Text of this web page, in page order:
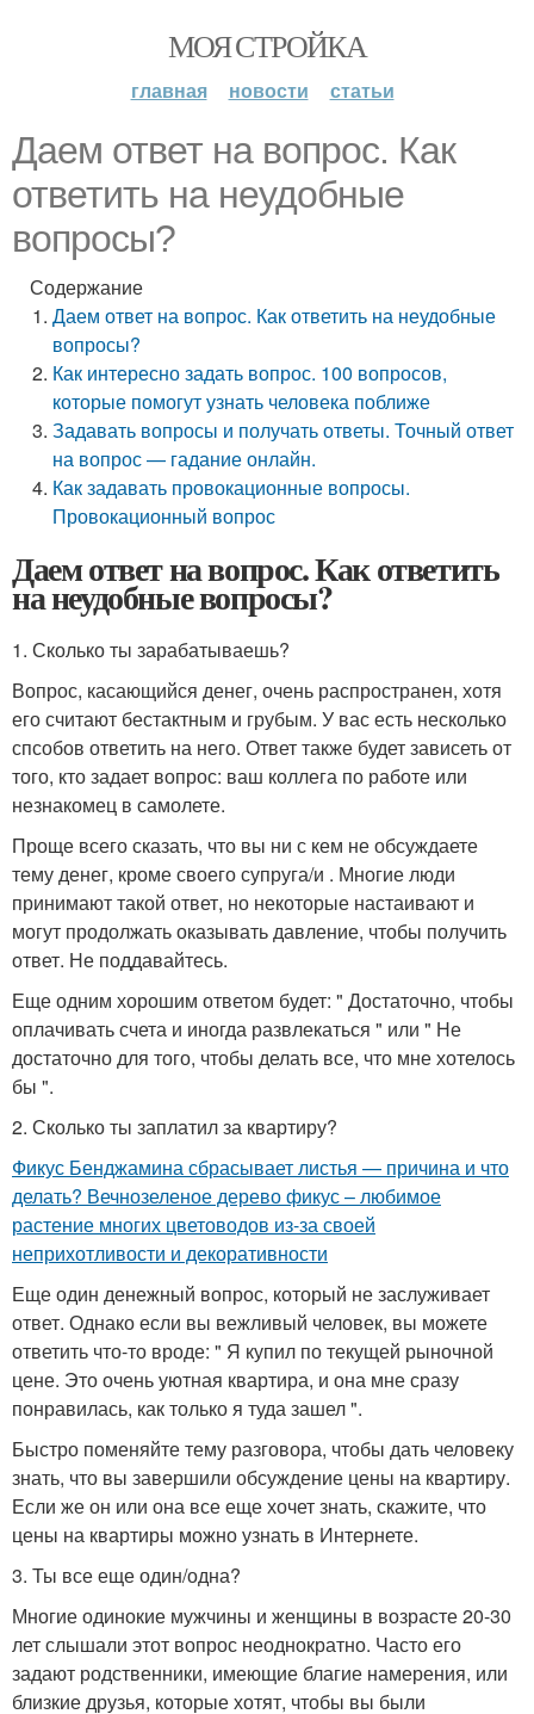
МОЯ СТРОЙКА
главная новости статьи
Даем ответ на вопрос. Как
ответить на неудобные
вопросы?
Содержание
Даем ответ на вопрос. Как ответить на неудобные
вопросы?
Как интересно задать вопрос. 100 вопросов,
которые помогут узнать человека поближе
Задавать вопросы и получать ответы. Точный ответ
на вопрос — гадание онлайн.
Как задавать провокационные вопросы.
Провокационный вопрос
Даем ответ на вопрос. Как ответить
на неудобные вопросы?
1. Сколько ты зарабатываешь?
Вопрос, касающийся денег, очень распространен, хотя
его считают бестактным и грубым. У вас есть несколько
спсобов ответить на него. Ответ также будет зависеть от
того, кто задает вопрос: ваш коллега по работе или
незнакомец в самолете.
Проще всего сказать, что вы ни с кем не обсуждаете
тему денег, кроме своего супруга/и . Многие люди
принимают такой ответ, но некоторые настаивают и
могут продолжать оказывать давление, чтобы получить
ответ. Не поддавайтесь.
Еще одним хорошим ответом будет: " Достаточно, чтобы
оплачивать счета и иногда развлекаться " или " Не
достаточно для того, чтобы делать все, что мне хотелось
бы ".
2. Сколько ты заплатил за квартиру?
Фикус Бенджамина сбрасывает листья — причина и что
делать? Вечнозеленое дерево фикус – любимое
растение многих цветоводов из-за своей
неприхотливости и декоративности
Еще один денежный вопрос, который не заслуживает
ответ. Однако если вы вежливый человек, вы можете
ответить что-то вроде: " Я купил по текущей рыночной
цене. Это очень уютная квартира, и она мне сразу
понравилась, как только я туда зашел ".
Быстро поменяйте тему разговора, чтобы дать человеку
знать, что вы завершили обсуждение цены на квартиру.
Если же он или она все еще хочет знать, скажите, что
цены на квартиры можно узнать в Интернете.
3. Ты все еще один/одна?
Многие одинокие мужчины и женщины в возрасте 20-30
лет слышали этот вопрос неоднократно. Часто его
задают родственники, имеющие благие намерения, или
близкие друзья, которые хотят, чтобы вы были